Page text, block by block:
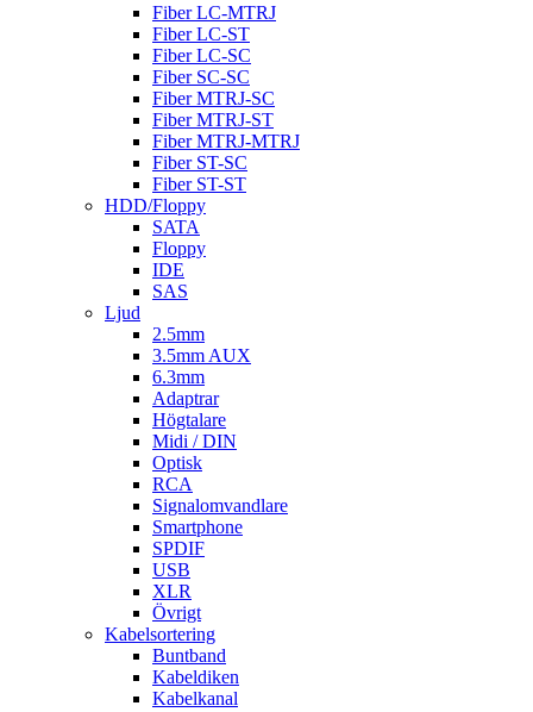
Fiber LC-MTRJ
Fiber LC-ST
Fiber LC-SC
Fiber SC-SC
Fiber MTRJ-SC
Fiber MTRJ-ST
Fiber MTRJ-MTRJ
Fiber ST-SC
Fiber ST-ST
HDD/Floppy
SATA
Floppy
IDE
SAS
Ljud
2.5mm
3.5mm AUX
6.3mm
Adaptrar
Högtalare
Midi / DIN
Optisk
RCA
Signalomvandlare
Smartphone
SPDIF
USB
XLR
Övrigt
Kabelsortering
Buntband
Kabeldiken
Kabelkanal